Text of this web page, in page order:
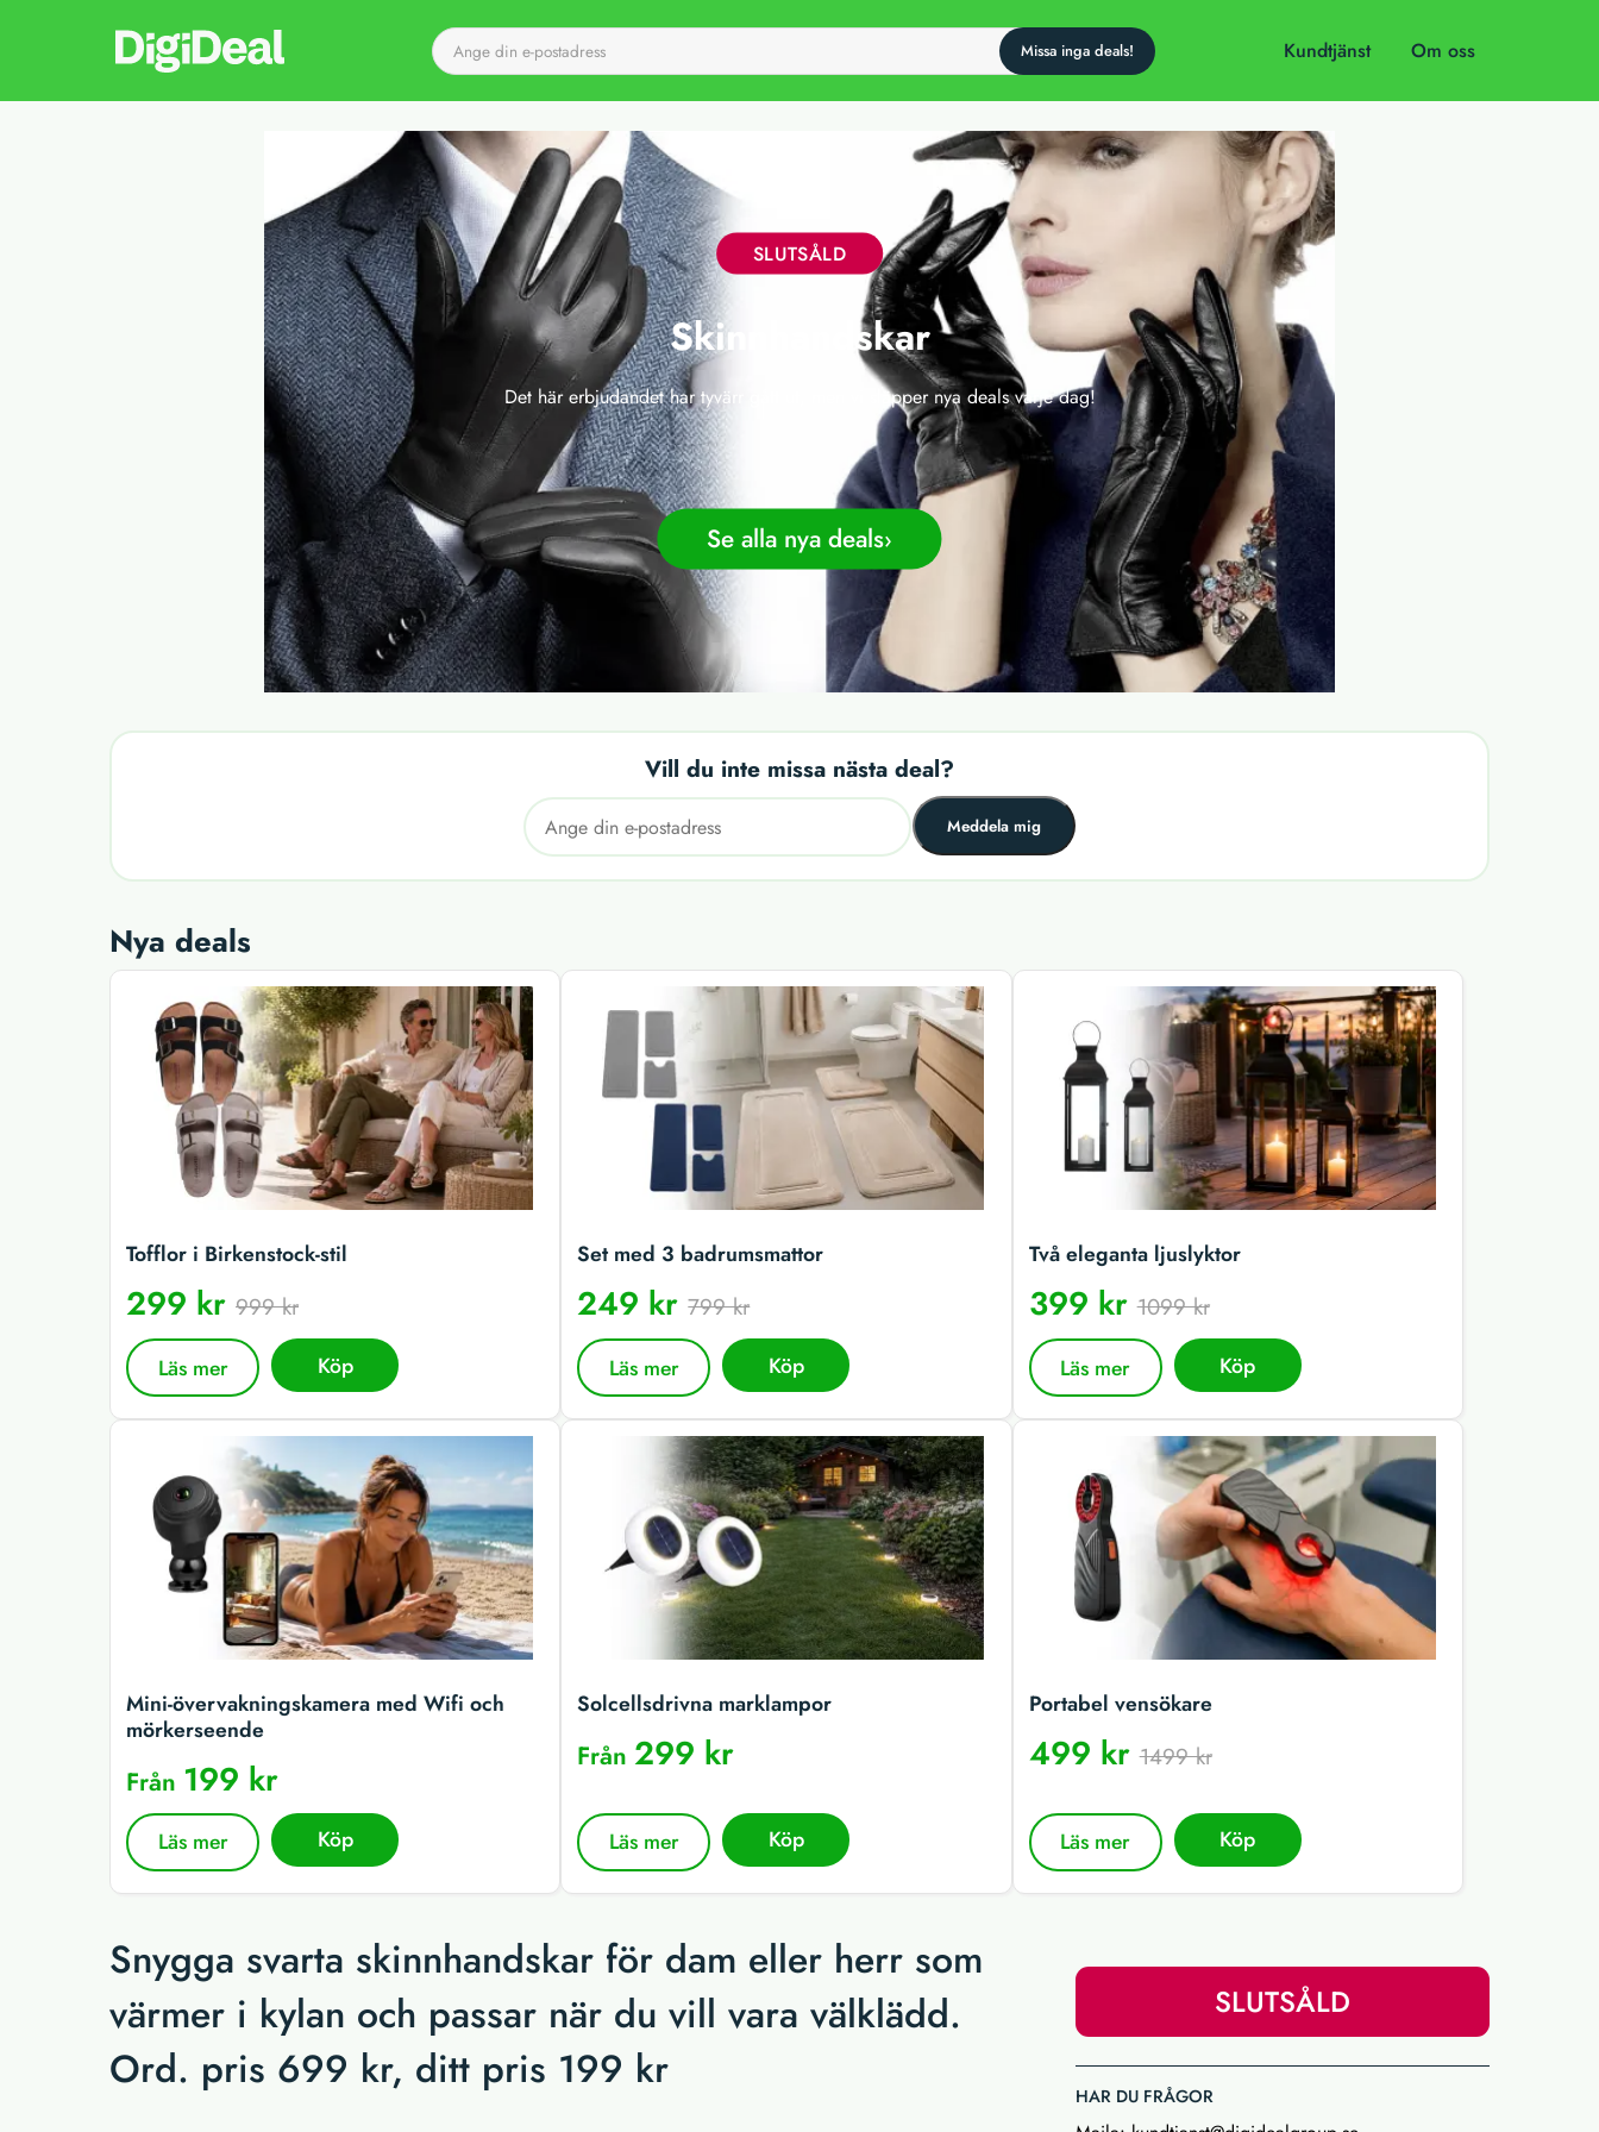
Till startsidan Kundtjänst Om oss
SLUTSÅLD
Skinnhandskar
Det här erbjudandet har tyvärr gått ut, men vi släpper nya deals varje dag!
Se alla nya deals
Vill du inte missa nästa deal?
Meddela mig
Nya deals
Tofflor i Birkenstock-stil
299 kr 999 kr
Läs mer Köp
Set med 3 badrumsmattor
249 kr799 kr
Läs mer Köp
Två eleganta ljuslyktor
399 kr1099 kr
Läs mer Köp
Mini-övervakningskamera med Wifi och
mörkerseende
Från 199 kr
Läs mer Köp
Solcellsdrivna marklampor
Från299 kr
Läs mer Köp
Portabel vensökare
499 kr1499 kr
Läs mer Köp
Snygga svarta skinnhandskar för dam eller herr som
värmer i kylan och passar när du vill vara välklädd.
Ord. pris 699 kr, ditt pris 199 kr
SLUTSÅLD
HAR DU FRÅGOR